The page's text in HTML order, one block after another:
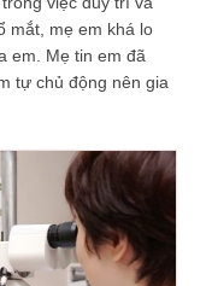
mắt, mẹ em khá lo
em. Mẹ tin em đã
tự chủ động nên gia